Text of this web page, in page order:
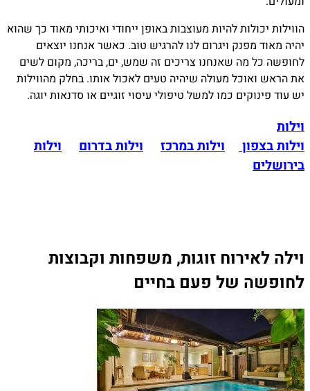
הווילות יכולות להיות מעוצבות באופן ייחודי ואיכותי מאוד כך שהוא
יהיה מאוד מפנק ויגרום לנו להרגיש טוב. כאשר אנחנו יוצאים
לחופשה כל מה שאנחנו צריכים זה שמש, ים, בריכה, מקום לשים
את הראש ואוכל מעולה שיהיה טעים לאכול אותו. בחלק מהווילות
יש עוד פינוקים כמו למשל טיפולי עיסוי זוגיים או סדנאות יוגה.
וילות
וילות בצפון
וילות במרכז וילות בדרום
וילות
בירושלים
וילה לאירוח זוגות, משפחות וקבוצות
לחופשה של פעם בחיים